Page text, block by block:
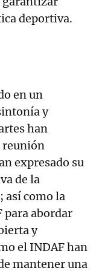
deportiva.
en un
y
han
reunión
expresado su
de la
así como la
para abordar
y
el INDAF han
mantener una